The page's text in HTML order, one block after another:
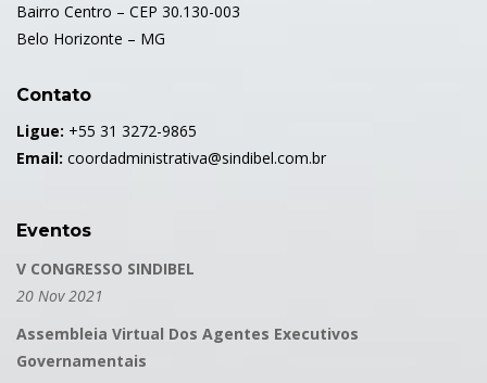
Bairro Centro – CEP 30.130-003
Belo Horizonte – MG
Contato
Ligue: +55 31 3272-9865
Email: coordadministrativa@sindibel.com.br
Eventos
V CONGRESSO SINDIBEL
20 Nov 2021
Assembleia Virtual Dos Agentes Executivos
Governamentais